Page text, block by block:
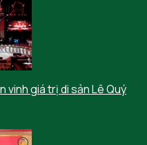
vinh giá trị di sản Lê Quý